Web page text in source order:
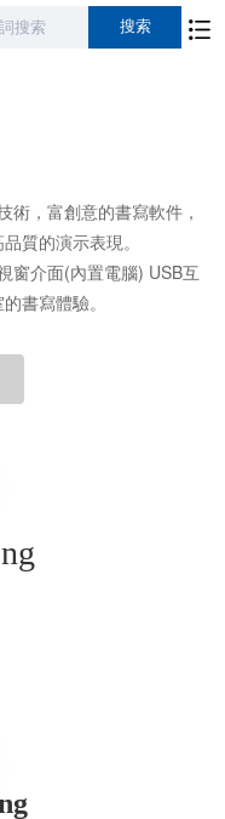
，富創意的書寫軟件，
質的演示表現。
窗介面(內置電腦) USB互
書寫體驗。